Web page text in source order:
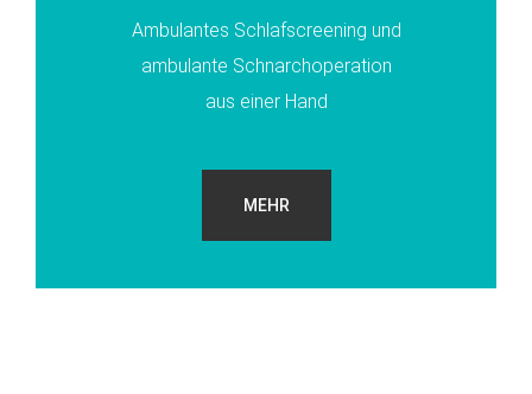
Ambulantes Schlafscreening und
ambulante Schnarchoperation
aus einer Hand
MEHR